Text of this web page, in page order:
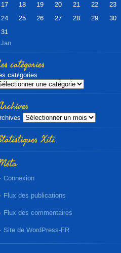
17
18 19 20 21 22
23
24
25 26 27 28 29
30
31
catégories
catégories
Xiti
Connexion
Flux des publications
Flux des commentaires
Site de WordPress-FR